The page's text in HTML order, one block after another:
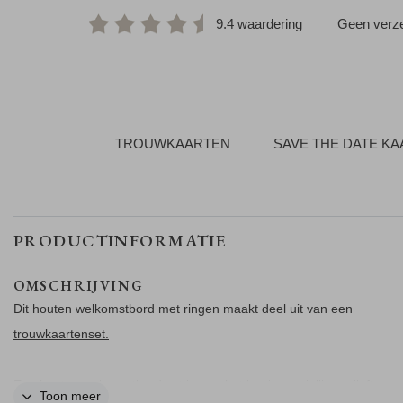
9.4 waardering Geen
TROUWKAARTEN SAVE THE DATE
PRODUCTINFORMATIE
OMSCHRIJVING
Dit houten welkomstbord met ringen maakt deel uit van een
trouwkaartenset.
Toon meer